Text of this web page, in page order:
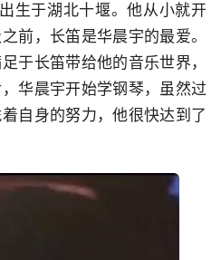
生于湖北十堰。他从小就开
前，长笛是华晨宇的最爱。
于长笛带给他的音乐世界，
华晨宇开始学钢琴，虽然过
自身的努力，他很快达到了